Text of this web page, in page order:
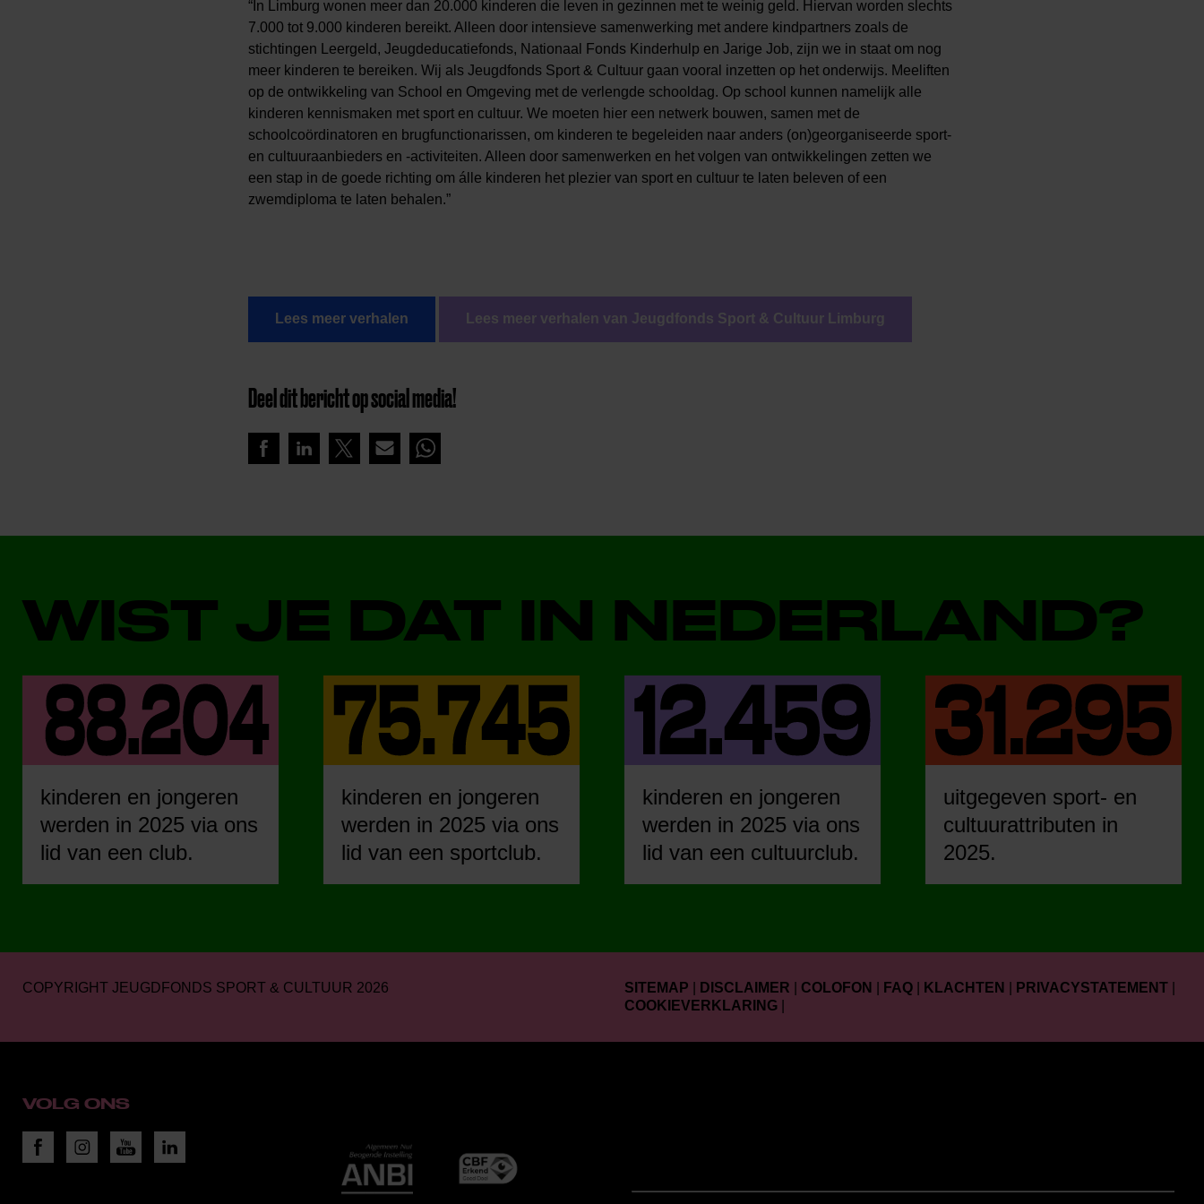
“In Limburg wonen meer dan 20.000 kinderen die leven in gezinnen met te weinig geld. Hiervan worden slechts
7.000 tot 9.000 kinderen bereikt. Alleen door intensieve samenwerking met andere kindpartners zoals de
stichtingen Leergeld, Jeugdeducatiefonds, Nationaal Fonds Kinderhulp en Jarige Job, zijn we in staat om nog
meer kinderen te bereiken. Wij als Jeugdfonds Sport & Cultuur gaan vooral inzetten op het onderwijs. Meeliften
op de ontwikkeling van School en Omgeving met de verlengde schooldag. Op school kunnen namelijk alle
kinderen kennismaken met sport en cultuur. We moeten hier een netwerk bouwen, samen met de
schoolcoördinatoren en brugfunctionarissen, om kinderen te begeleiden naar anders (on)georganiseerde sport-
en cultuuraanbieders en -activiteiten. Alleen door samenwerken en het volgen van ontwikkelingen zetten we
een stap in de goede richting om álle kinderen het plezier van sport en cultuur te laten beleven of een
zwemdiploma te laten behalen.”
Lees meer verhalen Lees meer verhalen van Jeugdfonds Sport & Cultuur Limburg
Deel dit bericht op social media!
WIST JE DAT IN NEDERLAND?
kinderen en jongeren
werden in 2025 via ons
lid van een club.
kinderen en jongeren
werden in 2025 via ons
lid van een sportclub.
kinderen en jongeren
werden in 2025 via ons
lid van een cultuurclub.
uitgegeven sport- en
cultuurattributen in
2025.
COPYRIGHT JEUGDFONDS SPORT & CULTUUR 2026 SITEMAP DISCLAIMER COLOFON FAQ KLACHTEN PRIVACYSTATEMENT
COOKIEVERKLARING
VOLG ONS